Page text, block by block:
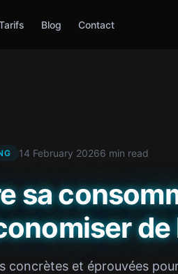
Blog Contact
14 February 20266 min read
sa
concrètes et éprouvées